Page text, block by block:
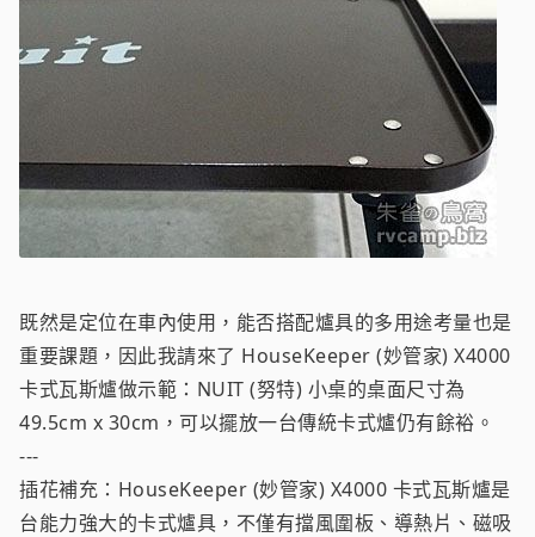
既然是定位在車內使用，能否搭配爐具的多用途考量也是
重要課題，因此我請來了 HouseKeeper (妙管家) X4000
卡式瓦斯爐做示範：NUIT (努特) 小桌的桌面尺寸為
49.5cm x 30cm，可以擺放一台傳統卡式爐仍有餘裕。
---
插花補充：HouseKeeper (妙管家) X4000 卡式瓦斯爐是
台能力強大的卡式爐具，不僅有擋風圍板、導熱片、磁吸